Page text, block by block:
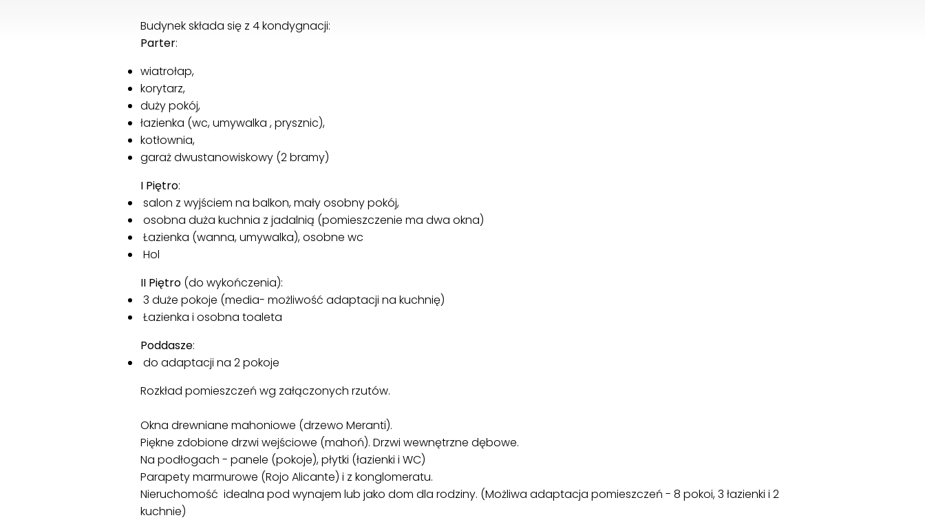
Budynek składa się z 4 kondygnacji:
Parter:
wiatrołap,
korytarz,
duży pokój,
łazienka (wc, umywalka , prysznic),
kotłownia,
garaż dwustanowiskowy (2 bramy)
I Piętro:
salon z wyjściem na balkon, mały osobny pokój,
osobna duża kuchnia z jadalnią (pomieszczenie ma dwa okna)
Łazienka (wanna, umywalka), osobne wc
Hol
II Piętro (do wykończenia):
3 duże pokoje (media- możliwość adaptacji na kuchnię)
Łazienka i osobna toaleta
Poddasze:
do adaptacji na 2 pokoje
Rozkład pomieszczeń wg załączonych rzutów.
Okna drewniane mahoniowe (drzewo Meranti).
Piękne zdobione drzwi wejściowe (mahoń). Drzwi wewnętrzne dębowe.
Na podłogach - panele (pokoje), płytki (łazienki i WC)
Parapety marmurowe (Rojo Alicante) i z konglomeratu.
Nieruchomość idealna pod wynajem lub jako dom dla rodziny. (Możliwa adaptacja pomieszczeń - 8 pokoi, 3 łazienki i 2
kuchnie)